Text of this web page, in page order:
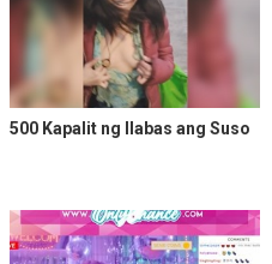
500 Kapalit ng Ilabas ang Suso